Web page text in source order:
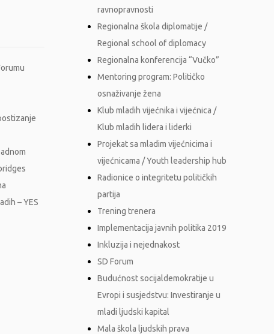
– YES
ravnopravnosti
Regionalna škola diplomatije /
Regional school of diplomacy
Regionalna konferencija “Vučko”
Mentoring program: Političko
osnaživanje žena
Klub mladih vijećnika i vijećnica /
Klub mladih lidera i liderki
Projekat sa mladim vijećnicima i
vijećnicama / Youth leadership hub
Radionice o integritetu političkih
partija
Trening trenera
Implementacija javnih politika 2019
Inkluzija i nejednakost
SD Forum
Budućnost socijaldemokratije u
Evropi i susjedstvu: Investiranje u
mladi ljudski kapital
Mala škola ljudskih prava